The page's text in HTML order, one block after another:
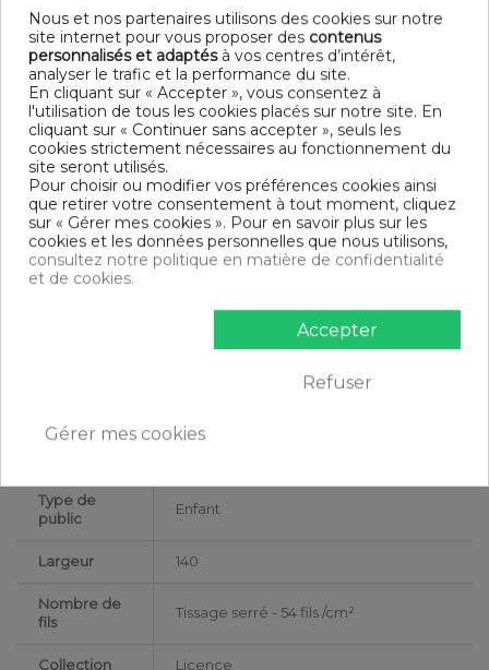
Dimensions & Guide
Housse de couette
140 x 200 cm : 1 personne
Taie d'oreiller 63 x 63 cm
Contenu
1 housse de couette 140x200 cm
1 taie d'oreiller 63x63 cm
DESCRIPTIF TECHNIQUE
Certification Oeko-Tex®
Coton
Type de
public
Enfant
Largeur 140
Nombre de
fils
Tissage serré - 54 fils /cm²
Collection Licence
Nous et nos partenaires utilisons des cookies sur notre
site internet pour vous proposer des contenus
personnalisés et adaptésà vos centres d’intérêt,
analyser le trafic et la performance du site.
En cliquant sur « Accepter », vous consentez à
l'utilisation de tous les cookies placés sur notre site. En
cliquant sur « Continuer sans accepter », seuls les
cookies strictement nécessaires au fonctionnement du
site seront utilisés.
Pour choisir ou modifier vos préférences cookies ainsi
que retirer votre consentement à tout moment, cliquez
sur « Gérer mes cookies ». Pour en savoir plus sur les
cookies et les données personnelles que nous utilisons,
consultez notre politique en matière de confidentialité
et de cookies.
Accepter
Refuser
Gérer mes cookies